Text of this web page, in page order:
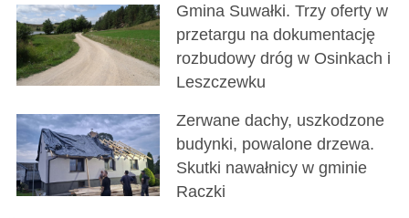
Gmina Suwałki. Trzy oferty w
przetargu na dokumentację
rozbudowy dróg w Osinkach i
Leszczewku
Zerwane dachy, uszkodzone
budynki, powalone drzewa.
Skutki nawałnicy w gminie
Raczki